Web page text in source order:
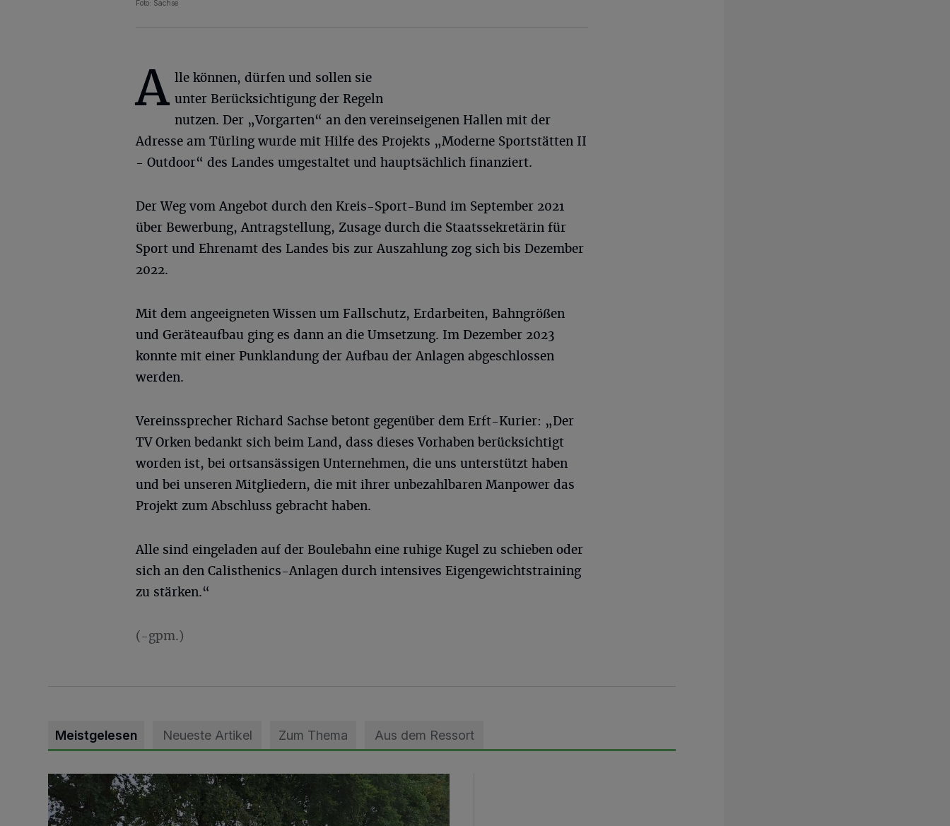
Foto: Sachse
A lle können, dürfen und sollen sie
unter Berücksichtigung der Regeln
nutzen. Der „Vorgarten“ an den vereinseigenen Hallen mit der
Adresse am Türling wurde mit Hilfe des Projekts „Moderne Sportstätten II
- Outdoor“ des Landes umgestaltet und hauptsächlich finanziert.
Der Weg vom Angebot durch den Kreis-Sport-Bund im September 2021
über Bewerbung, Antragstellung, Zusage durch die Staatssekretärin für
Sport und Ehrenamt des Landes bis zur Auszahlung zog sich bis Dezember
2022.
Mit dem angeeigneten Wissen um Fallschutz, Erdarbeiten, Bahngrößen
und Geräteaufbau ging es dann an die Umsetzung. Im Dezember 2023
konnte mit einer Punklandung der Aufbau der Anlagen abgeschlossen
werden.
Vereinssprecher Richard Sachse betont gegenüber dem Erft-Kurier: „Der
TV Orken bedankt sich beim Land, dass dieses Vorhaben berücksichtigt
worden ist, bei ortsansässigen Unternehmen, die uns unterstützt haben
und bei unseren Mitgliedern, die mit ihrer unbezahlbaren Manpower das
Projekt zum Abschluss gebracht haben.
Alle sind eingeladen auf der Boulebahn eine ruhige Kugel zu schieben oder
sich an den Calisthenics-Anlagen durch intensives Eigengewichtstraining
zu stärken.“
(-gpm.)
Meistgelesen Neueste Artikel Zum Thema Aus dem Ressort
Pünktlich zum Schützenfest den Weg zum Festzelt geebnet